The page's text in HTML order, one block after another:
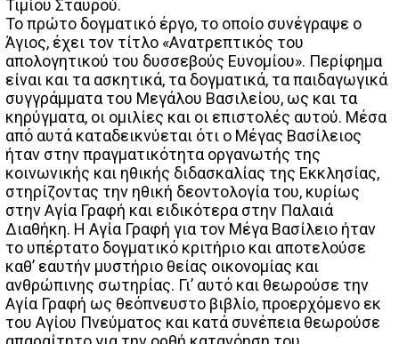
Τιμίου Σταυρού.
Το πρώτο δογματικό έργο, το οποίο συνέγραψε ο
Άγιος, έχει τον τίτλο «Ανατρεπτικός του
απολογητικού του δυσσεβούς Ευνομίου». Περίφημα
είναι και τα ασκητικά, τα δογματικά, τα παιδαγωγικά
συγγράμματα του Μεγάλου Βασιλείου, ως και τα
κηρύγματα, οι ομιλίες και οι επιστολές αυτού. Μέσα
από αυτά καταδεικνύεται ότι ο Μέγας Βασίλειος
ήταν στην πραγματικότητα οργανωτής της
κοινωνικής και ηθικής διδασκαλίας της Εκκλησίας,
στηρίζοντας την ηθική δεοντολογία του, κυρίως
στην Αγία Γραφή και ειδικότερα στην Παλαιά
Διαθήκη. Η Αγία Γραφή για τον Μέγα Βασίλειο ήταν
το υπέρτατο δογματικό κριτήριο και αποτελούσε
καθ’ εαυτήν μυστήριο θείας οικονομίας και
ανθρώπινης σωτηρίας. Γι’ αυτό και θεωρούσε την
Αγία Γραφή ως θεόπνευστο βιβλίο, προερχόμενο εκ
του Αγίου Πνεύματος και κατά συνέπεια θεωρούσε